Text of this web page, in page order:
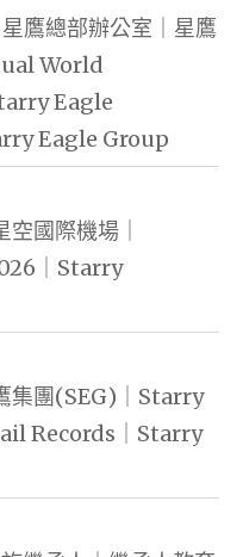
鷹總部辦公室｜星鷹
World
Eagle
Eagle Group
國際機場｜
｜Starry
集團(SEG)｜Starry
Records｜Starry